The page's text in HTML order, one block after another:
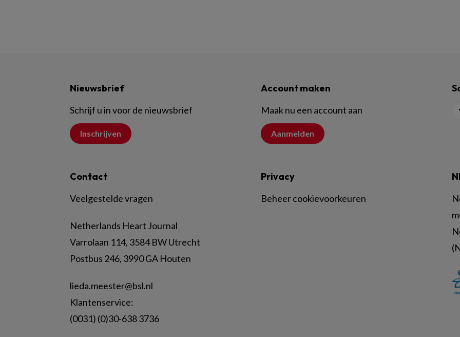
Nieuwsbrief
Schrijf u in voor de nieuwsbrief
Inschrijven
Account maken
Maak nu een account aan
Aanmelden
Contact
Veelgestelde vragen
Netherlands Heart Journal
Varrolaan 114, 3584 BW Utrecht
Postbus 246, 3990 GA Houten
lieda.meester@bsl.nl
Klantenservice:
(0031) (0)30-638 3736
Privacy
Beheer cookievoorkeuren